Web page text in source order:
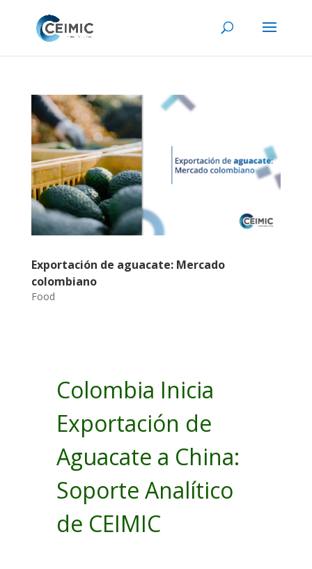
Exportación de aguacate: Mercado
colombiano
Food
Colombia Inicia
Exportación de
Aguacate a China:
Soporte Analítico
de CEIMIC